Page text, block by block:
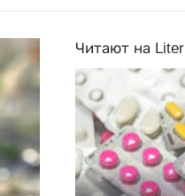
Читают на Liter